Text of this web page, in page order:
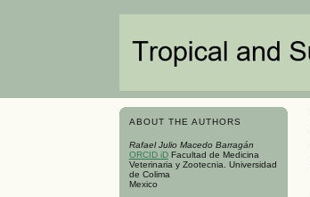
ABOUT THE AUTHORS
Rafael Julio Macedo Barragán
ORCID iDFacultad de Medicina
Veterinaria y Zootecnia. Universidad
de Colima
Mexico